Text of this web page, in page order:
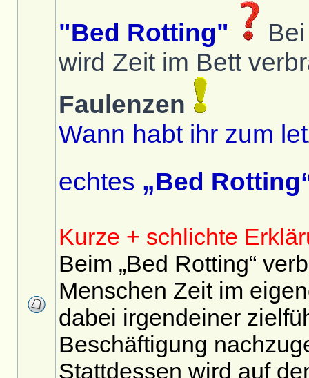
"Bed Rotting"
wird Zeit im Bett
Faulenzen
Wann habt ihr zum
echtes „Bed
Kurze + schlichte
Beim „Bed Rotting“
Menschen Zeit im
dabei irgendeiner
Beschäftigung
Stattdessen wird auf